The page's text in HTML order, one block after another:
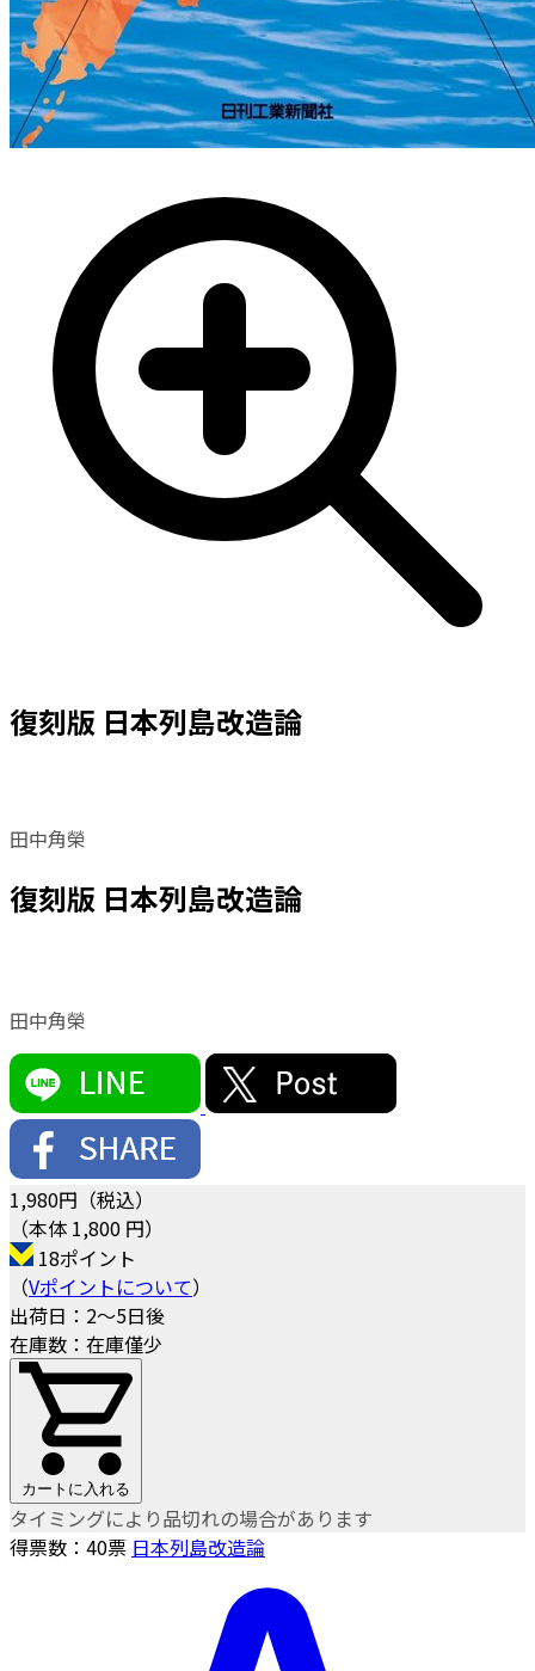
復刻版 日本列島改造論
田中角榮
復刻版 日本列島改造論
田中角榮
1,980円（税込）
（本体 1,800 円）
18ポイント
（Vポイントについて）
出荷日：2～5日後
在庫数：在庫僅少
カートに入れる
タイミングにより品切れの場合があります
得票数： 40票 日本列島改造論